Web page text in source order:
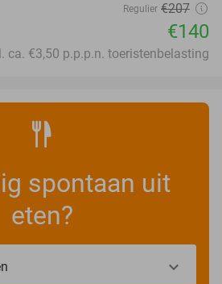
Regulier €207
€140
ca. €3,50 p.p.p.n. toeristenbelasting
spontaan uit
eten?